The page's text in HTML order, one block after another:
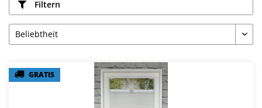
Filtern
GRATIS
GRATIS